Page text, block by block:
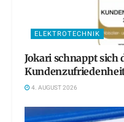
ELEKTROTECHNIK
Jokari schnappt sich
4. AUGUST 2026